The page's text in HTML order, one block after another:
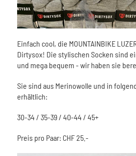
Einfach cool, die MOUNTAINBIKE
Dirtysox! Die stylischen Socken sind
und mega bequem - wir haben sie
Sie sind aus Merinowolle und in
erhältlich:
30-34 / 35-39 / 40-44 / 45+
Preis pro Paar: CHF 25.-